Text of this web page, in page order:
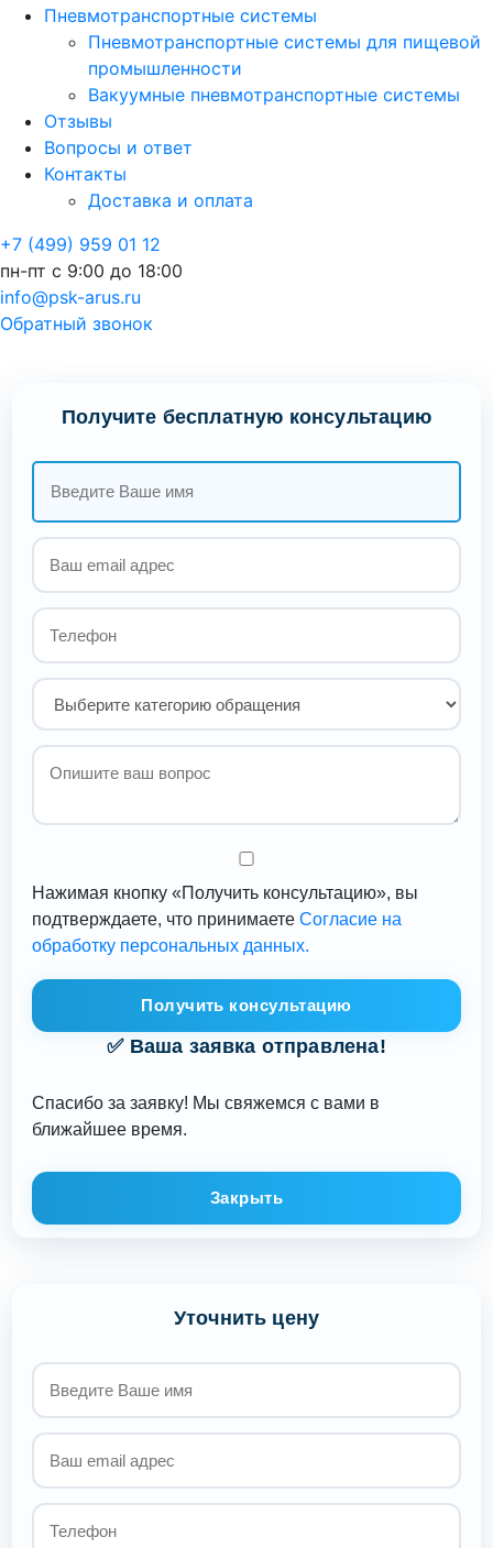
Пневмотранспортные системы
Пневмотранспортные системы для пищевой
промышленности
Вакуумные пневмотранспортные системы
Отзывы
Вопросы и ответ
Контакты
Доставка и оплата
+7 (499) 959 01 12
пн-пт с 9:00 до 18:00
info@psk-arus.ru
Обратный звонок
Получите бесплатную консультацию
Нажимая кнопку «Получить консультацию», вы
подтверждаете, что принимаетеСогласие на
обработку персональных данных.
Получить консультацию
✅ Ваша заявка отправлена!
Спасибо за заявку! Мы свяжемся с вами в
ближайшее время.
Закрыть
Уточнить цену